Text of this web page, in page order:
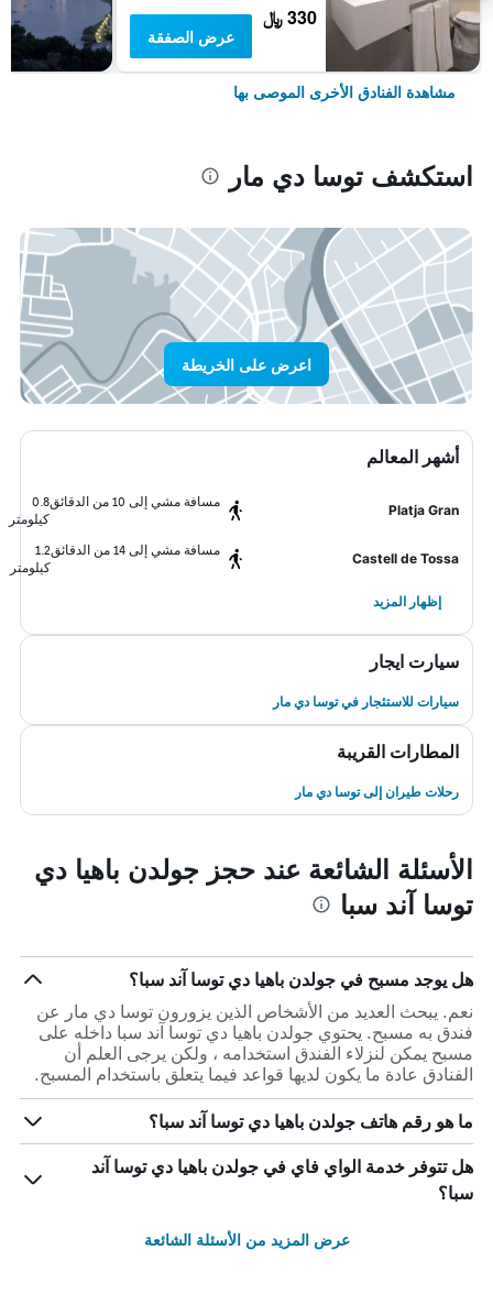
330 ﷼
عرض الصفقة
مشاهدة الفنادق الأخرى الموصى بها
استكشف توسا دي مار
اعرض على الخريطة
أشهر المعالم
Platja Gran
مسافة مشي إلى 10 من الدقائق
0.8
كيلومتر
Castell de Tossa
مسافة مشي إلى 14 من الدقائق
1.2
كيلومتر
إظهار المزيد
سيارت ايجار
سيارات للاستئجار في توسا دي مار
المطارات القريبة
رحلات طيران إلى توسا دي مار
الأسئلة الشائعة عند حجز جولدن باهيا دي
توسا آند سبا
هل يوجد مسبح في جولدن باهيا دي توسا آند سبا؟
نعم. يبحث العديد من الأشخاص الذين يزورون توسا دي مار عن
فندق به مسبح. يحتوي جولدن باهيا دي توسا آند سبا داخله على
مسبح يمكن لنزلاء الفندق استخدامه ، ولكن يرجى العلم أن
الفنادق عادة ما يكون لديها قواعد فيما يتعلق باستخدام المسبح.
ما هو رقم هاتف جولدن باهيا دي توسا آند سبا؟
هل تتوفر خدمة الواي فاي في جولدن باهيا دي توسا آند
سبا؟
عرض المزيد من الأسئلة الشائعة